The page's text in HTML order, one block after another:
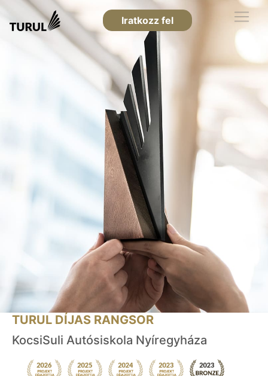
Iratkozz fel
TURUL DÍJAS RANGSOR
KocsiSuli Autósiskola Nyíregyháza